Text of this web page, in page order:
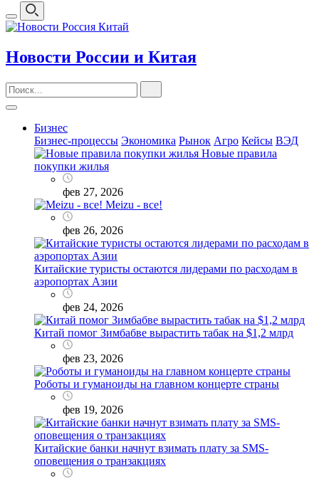
Новости России и Китая
Бизнес
Бизнес-процессы Экономика Рынок Агро Кейсы ВЭД
Новые правила
покупки жилья
фев 27, 2026
Meizu - все!
фев 26, 2026
Китайские туристы остаются лидерами по расходам в
аэропортах Азии
фев 24, 2026
Китай помог Зимбабве вырастить табак на $1,2 млрд
фев 23, 2026
Роботы и гуманоиды на главном концерте страны
фев 19, 2026
Китайские банки начнут взимать плату за SMS-
оповещения о транзакциях